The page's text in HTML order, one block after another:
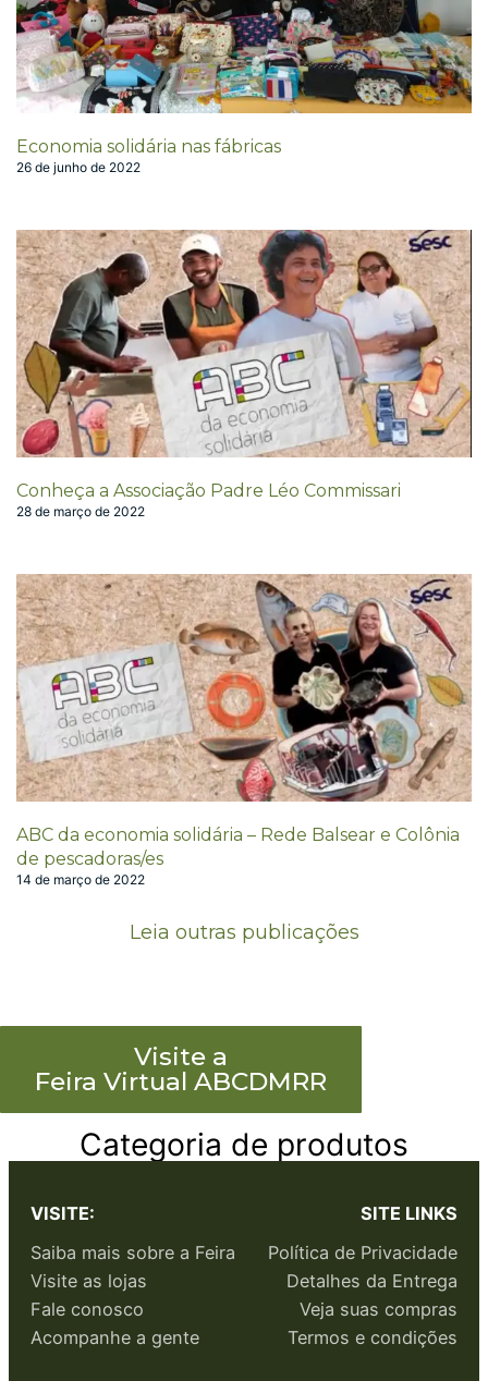
Economia solidária nas fábricas
26 de junho de 2022
Conheça a Associação Padre Léo Commissari
28 de março de 2022
ABC da economia solidária – Rede Balsear e Colônia
de pescadoras/es
14 de março de 2022
Leia outras publicações
Visite a
Feira Virtual ABCDMRR
Categoria de produtos
VISITE:
Saiba mais sobre a Feira
Visite as lojas
Fale conosco
Acompanhe a gente
SITE LINKS
Política de Privacidade
Detalhes da Entrega
Veja suas compras
Termos e condições